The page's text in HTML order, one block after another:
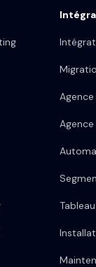
Agence